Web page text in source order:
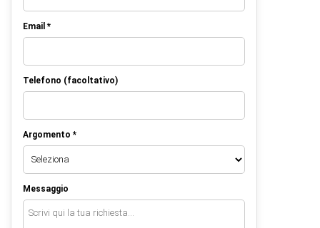
Email *
Telefono (facoltativo)
Argomento *
Messaggio